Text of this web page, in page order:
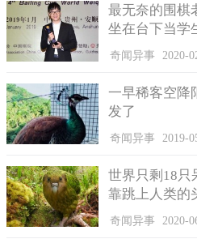
神秘失踪的乘客
当天凌晨的时候，总站及警方
过的线路在仔仔细细的搜查一遍。
形的岔路时，原本有一条让出故障
也不见了踪影。这时，一位线路研
道壁时，发现了不寻常的地方，于
门。大家便开始忙碌起来，在闸门
了一处开关，闸门被打开后，大家
上停靠着那列失踪的地铁。
最无奈的围棋
坐在台下当学
奇闻异事 2020-
一早稀客空降
发了
奇闻异事 2019-
世界只剩18只
靠跳上人类的
奇闻异事 2020-